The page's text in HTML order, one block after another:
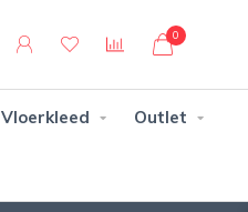
0
Vloerkleed Outlet